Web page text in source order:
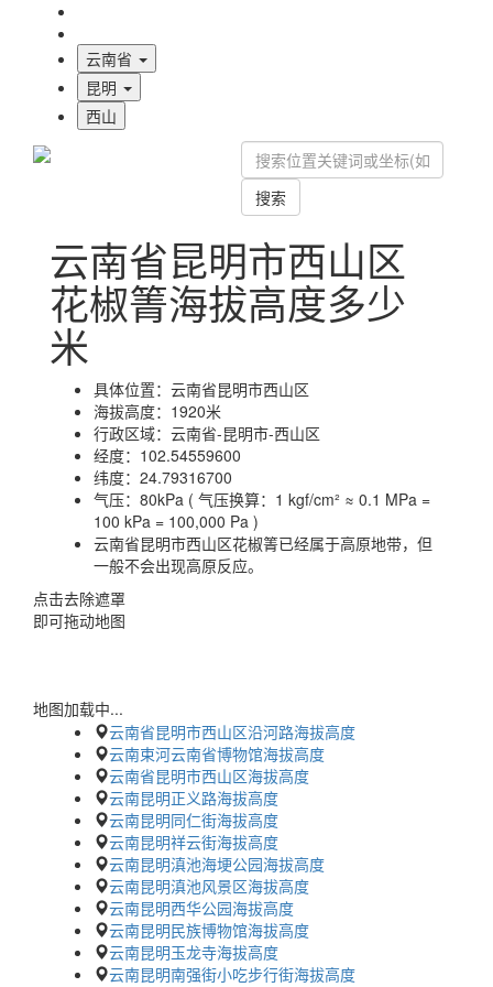
云南省
昆明
西山
搜索
云南省昆明市西山区
花椒箐海拔高度多少
米
具体位置： 云南省昆明市西山区
海拔高度： 1920米
行政区域： 云南省-昆明市-西山区
经度： 102.54559600
纬度： 24.79316700
气压： 80kPa ( 气压换算：1 kgf/cm² ≈ 0.1 MPa =
100 kPa = 100,000 Pa )
云南省昆明市西山区花椒箐已经属于高原地带，但
一般不会出现高原反应。
点击去除遮罩
即可拖动地图
地图加载中...
云南省昆明市西山区沿河路海拔高度
云南束河云南省博物馆海拔高度
云南省昆明市西山区海拔高度
云南昆明正义路海拔高度
云南昆明同仁街海拔高度
云南昆明祥云街海拔高度
云南昆明滇池海埂公园海拔高度
云南昆明滇池风景区海拔高度
云南昆明西华公园海拔高度
云南昆明民族博物馆海拔高度
云南昆明玉龙寺海拔高度
云南昆明南强街小吃步行街海拔高度